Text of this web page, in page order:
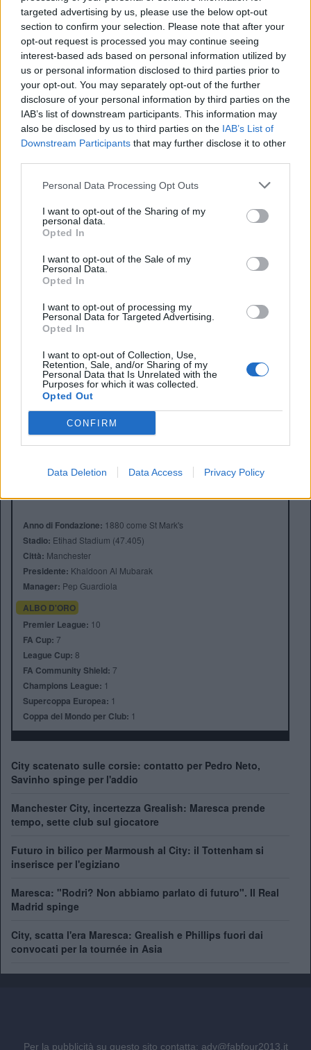
targeted advertising by us, please use the below opt-out
section to confirm your selection. Please note that after your
opt-out request is processed you may continue seeing
interest-based ads based on personal information utilized by
us or personal information disclosed to third parties prior to
your opt-out. You may separately opt-out of the further
disclosure of your personal information by third parties on the
IAB’s list of downstream participants. This information may
also be disclosed by us to third parties on the IAB’s List of
Downstream Participants that may further disclose it to other
Personal Data Processing Opt Outs
I want to opt-out of the Sharing of my
personal data.
Opted In
I want to opt-out of the Sale of my
Personal Data.
Opted In
I want to opt-out of processing my
Personal Data for Targeted Advertising.
Opted In
I want to opt-out of Collection, Use,
Retention, Sale, and/or Sharing of my
Personal Data that Is Unrelated with the
Purposes for which it was collected.
Opted Out
CONFIRM
Data Deletion Data Access Privacy Policy
il ragazzo è al 100%”.
Mercoledì 1° luglio l’Inghilterra scenderà in campo per la
fase a eliminazione diretta contro la Repubblica
Democratica del Congo, ma l’impressione è che prima del
fischio d’inizio Anderson avrà già messo la firma sul
ricchissimo contratto a lungo termine che lo legherà
formalmente ai campioni del mondo in carica.
Anno di Fondazione: 1880 come St Mark's
Stadio: Etihad Stadium (47.405)
Città: Manchester
Presidente: Khaldoon Al Mubarak
Manager: Pep Guardiola
ALBO D'ORO
Premier League: 10
FA Cup: 7
League Cup: 8
FA Community Shield: 7
Champions League: 1
Supercoppa Europea: 1
Coppa del Mondo per Club: 1
City scatenato sulle corsie: contatto per Pedro Neto,
Savinho spinge per l'addio
Manchester City, incertezza Grealish: Maresca prende
tempo, sette club sul giocatore
Futuro in bilico per Marmoush al City: il Tottenham si
inserisce per l'egiziano
Maresca: "Rodri? Non abbiamo parlato di futuro". Il Real
Madrid spinge
City, scatta l'era Maresca: Grealish e Phillips fuori dai
convocati per la tournée in Asia
Per la pubblicità su questo sito contatta: adv@fabfour2013.it